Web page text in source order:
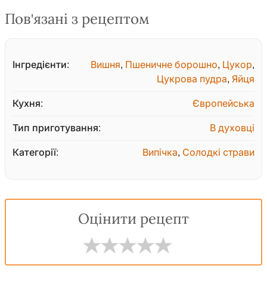
Пов'язані з рецептом
Інгредієнти: Вишня, Пшеничне борошно, Цукор,
Цукрова пудра, Яйця
Кухня: Європейська
Тип приготування: В духовці
Категорії: Випічка, Солодкі страви
Оцінити рецепт